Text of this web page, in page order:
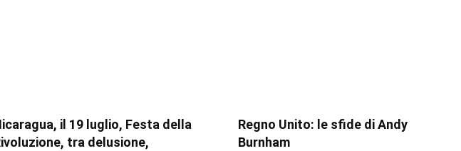
il 19 luglio, Festa della
tra delusione,
Regno Unito: le sfide di Andy
Burnham